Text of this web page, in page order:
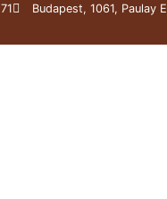
Budapest, 1061, Paulay